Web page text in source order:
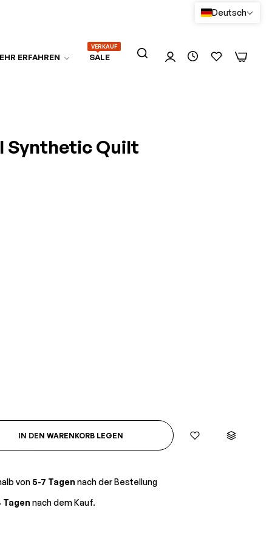
ERFAHREN SALE
VERKAUF
0 0
Synthetic Quilt
IN DEN WARENKORB LEGEN
von 5-7 Tagen nach der Bestellung
Tagen nach dem Kauf.
Deutsch